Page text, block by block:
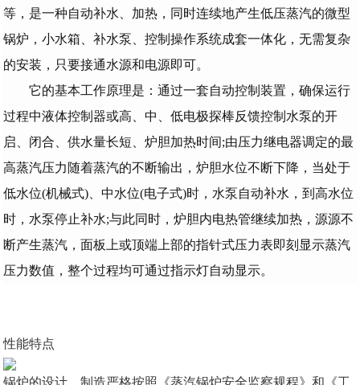
等，是一种自动补水、加热，同时连续地产生低压蒸汽的微型
锅炉，小水箱、补水泵、控制操作系统成套一体化，无需复杂
的安装，只要接通水源和电源即可。
它的基本工作原理是：通过一套自动控制装置，确保运行
过程中液体控制器或高、中、低电极探棒反馈控制水泵的开
启、闭合、供水量长短、炉胆加热时间;由压力继电器调定的最
高蒸汽压力随着蒸汽的不断输出，炉胆水位不断下降，当处于
低水位(机械式)、中水位(电子式)时，水泵自动补水，到高水位
时，水泵停止补水;与此同时，炉胆内电热管继续加热，源源不
断产生蒸汽，面板上或顶端上部的指针式压力表即刻显示蒸汽
压力数值，整个过程均可通过指示灯自动显示。
性能特点